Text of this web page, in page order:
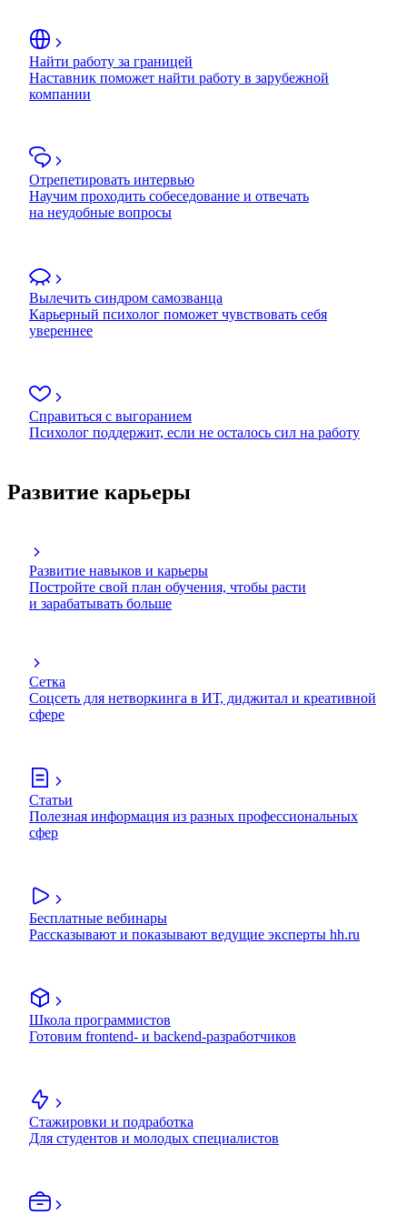
Найти работу за границей
Наставник поможет найти работу в зарубежной
компании
Отрепетировать интервью
Научим проходить собеседование и отвечать
на неудобные вопросы
Вылечить синдром самозванца
Карьерный психолог поможет чувствовать себя
увереннее
Справиться с выгоранием
Психолог поддержит, если не осталось сил на работу
Развитие карьеры
Развитие навыков и карьеры
Постройте свой план обучения, чтобы расти
и зарабатывать больше
Сетка
Соцсеть для нетворкинга в ИТ, диджитал и креативной
сфере
Статьи
Полезная информация из разных профессиональных
сфер
Бесплатные вебинары
Рассказывают и показывают ведущие эксперты hh.ru
Школа программистов
Готовим frontend- и backend-разработчиков
Стажировки и подработка
Для студентов и молодых специалистов